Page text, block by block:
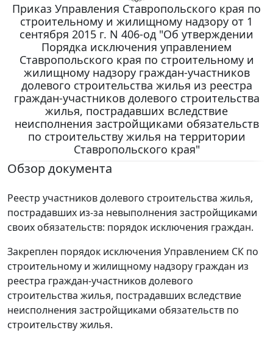
Приказ Управления Ставропольского края по
строительному и жилищному надзору от 1
сентября 2015 г. N 406-од "Об утверждении
Порядка исключения управлением
Ставропольского края по строительному и
жилищному надзору граждан-участников
долевого строительства жилья из реестра
граждан-участников долевого строительства
жилья, пострадавших вследствие
неисполнения застройщиками обязательств
по строительству жилья на территории
Ставропольского края"
Обзор документа
Реестр участников долевого строительства жилья,
пострадавших из-за невыполнения застройщиками
своих обязательств: порядок исключения граждан.
Закреплен порядок исключения Управлением СК по
строительному и жилищному надзору граждан из
реестра граждан-участников долевого
строительства жилья, пострадавших вследствие
неисполнения застройщиками обязательств по
строительству жилья.